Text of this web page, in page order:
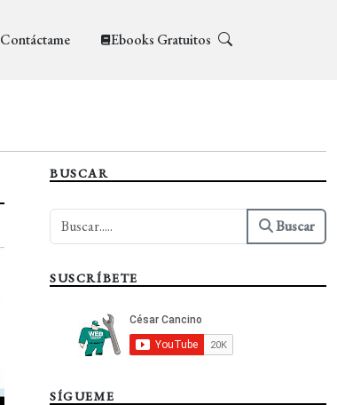
Contáctame Ebooks Gratuitos
BUSCAR
Buscar
SUSCRÍBETE
SÍGUEME